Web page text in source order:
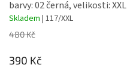
barvy: 02 černá, velikosti: XXL
Skladem | 117/XXL
480 Kč
390 Kč